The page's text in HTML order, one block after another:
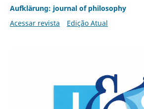
Aufklärung: journal of philosophy
Acessar revista
Edição Atual